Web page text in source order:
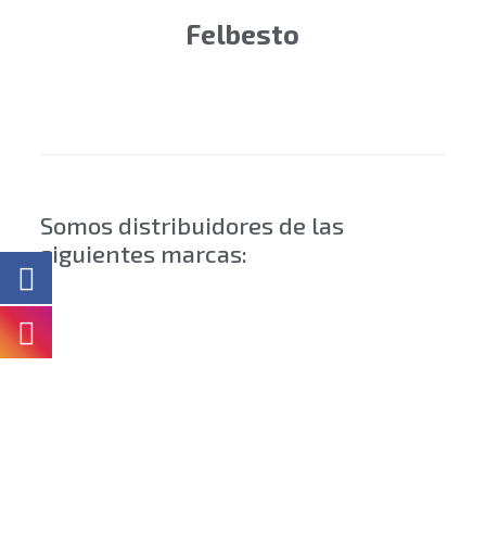
Felbesto
Somos distribuidores de las
siguientes marcas: